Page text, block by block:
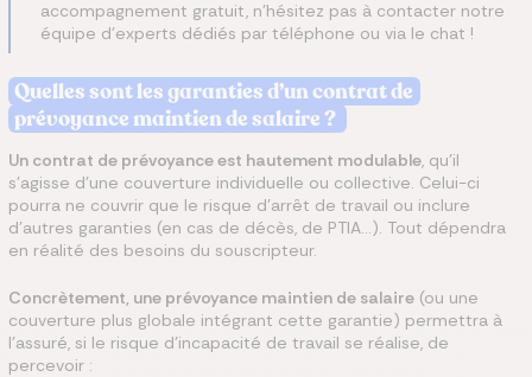
accompagnement gratuit, n’hésitez pas à contacter notre
équipe d’experts dédiés par téléphone ou via le chat !
Quelles sont les garanties d’un contrat de
prévoyance maintien de salaire ?
Un contrat de prévoyance est hautement modulable, qu’il
s’agisse d’une couverture individuelle ou collective. Celui-ci
pourra ne couvrir que le risque d’arrêt de travail ou inclure
d’autres garanties (en cas de décès, de PTIA…). Tout dépendra
en réalité des besoins du souscripteur.
Concrètement, une prévoyance maintien de salaire (ou une
couverture plus globale intégrant cette garantie) permettra à
l’assuré, si le risque d’incapacité de travail se réalise, de
percevoir :